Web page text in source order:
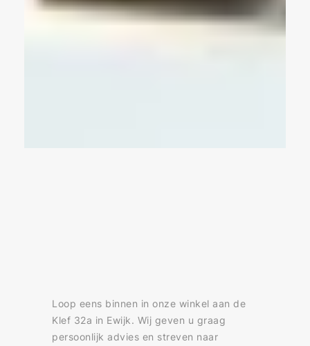
Loop eens binnen in onze winkel aan de
Klef 32a in Ewijk. Wij geven u graag
persoonlijk advies en streven naar